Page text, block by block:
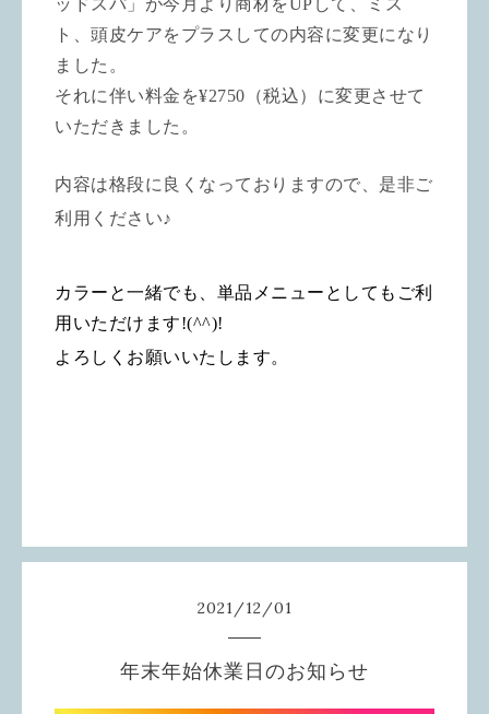
ッドスパ」が今月より商材をUP して、ミス
ト、頭皮ケアをプラスしての内容に変更になり
ました。
それに伴い料金を¥2750 （税込）に変更させて
いただきました。
内容は格段に良くなっておりますので、是非ご
利用ください♪
カラーと一緒でも、単品メニューとしてもご利
用いただけます!(^^)!
よろしくお願いいたします。
2021/12/01
年末年始休業日のお知らせ